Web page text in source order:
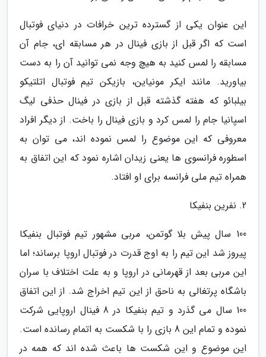
این عنوان یکی از گسترده ترین خرافات در دنیای فوتبال
است که اگر قبل از بازی فینال در هر مسابقه ای، جام آن
مسابقه را لمس کنید به هیچ وجه نمی توانید آن را به دست
بیاورید. مانند ایکر مونیاین، بازیکن تیم فوتبال اتلتیکو
بیلبائو که هفته گذشته قبل از بازی در فینال حذفی لیگ
اسپانیا جام را لمس کرد و بازی فینال را باخت. از دیگر افراد
معروفی که این موضوع را لمس نموده اند، می توان به
اسطوره فرانسوی ها یعنی زیدان اشاره نمود که این اتفاق به
همراه تیم ملی فرانسه برای او افتاد.
2. نفرین بنفیکا
100 سال پیش بلا گوتمن، مربی مشهور تیم فوتبال بنفیکا
پیروز شد این تیم را به اوج قدرت در فوتبال اروپا برساند؛ اما
این مربی بعد از قهرمانی در اروپا و به علت اختلاف با سران
باشگاه پرتغالی به ناحق از این تیم اخراج شد. از این اتفاق
100 سال می گذرد و تیم بنفیکا در 8 فینال اروپایی شرکت
نموده و تمام این 8 بازی را با شکست به اتمام رسانده است.
این موضوع و این شکست ها باعث شده اند که همه در